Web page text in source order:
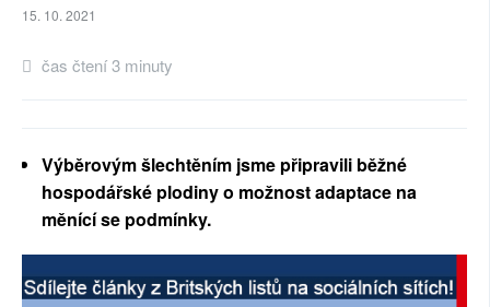
15. 10. 2021
čas čtení 3 minuty
Výběrovým šlechtěním jsme připravili běžné
hospodářské plodiny o možnost adaptace na
měnící se podmínky.